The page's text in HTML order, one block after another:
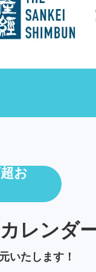
お
レンダ
いたします！